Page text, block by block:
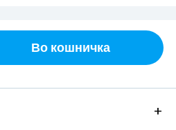
Во кошничка
+